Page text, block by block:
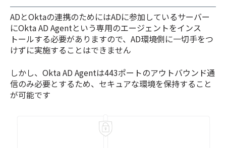
ADとOktaの連携のためにはADに参加しているサーバー
にOkta AD Agentという専用のエージェントをインス
トールする必要がありますので、AD環境側に一切手をつ
けずに実施することはできません
しかし、Okta AD Agentは443ポートのアウトバウンド通
信のみ必要とするため、セキュアな環境を保持すること
が可能です